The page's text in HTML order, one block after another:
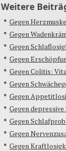
Weitere
Gegen
Gegen
Gegen
Gegen
Gegen Colitis:
Gegen
Gegen
Gegen
Gegen
Gegen
Gegen